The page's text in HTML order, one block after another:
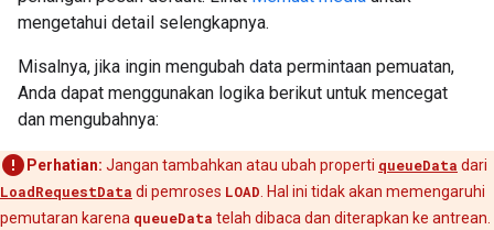
mengetahui detail selengkapnya.
Misalnya, jika ingin mengubah data permintaan pemuatan,
Anda dapat menggunakan logika berikut untuk mencegat
dan mengubahnya:
Perhatian: Jangan tambahkan atau ubah properti queueData dari
LoadRequestData di pemroses LOAD . Hal ini tidak akan memengaruhi
pemutaran karena queueData telah dibaca dan diterapkan ke antrean.